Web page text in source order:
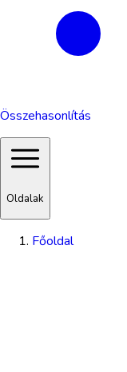
Összehasonlítás
Oldalak
Főoldal